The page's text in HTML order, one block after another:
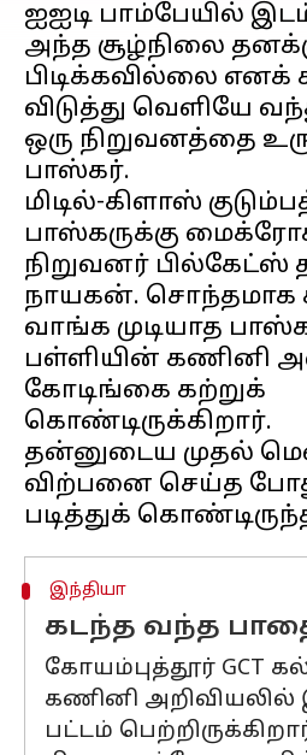
ஐஐடி பாம்பேயில்
அந்த சூழ்நிலை
பிடிக்கவில்லை
விடுத்து வெளியே
ஒரு நிறுவனத்தை
பாஸ்கர்.
மிடில்-கிளாஸ்
பாஸ்கருக்கு
நிறுவனர் பில்கேட்ஸ்
நாயகன். சொந்தமாக
வாங்க முடியாத
பள்ளியின் கணினி
கோடிங்கை கற்றுக்
கொண்டிருக்கிறார்.
தன்னுடைய முதல்
விற்பனை செய்த போது
இந்தியா
கடந்த வந்த
கோயம்புத்தூர் GCT
கணினி
பட்டம்